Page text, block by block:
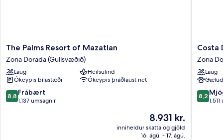
The
Palms
Resort
of
Mazatlan
Zona
Dorada
The Palms Resort of Mazatlan
Zona Dorada (Gullsvæðið)
Laug
Heilsulind
Ókeypis bílastæði
Ókeypis þráðlaust net
8.8
af
8,8 Frábært
1.137 umsagnir
Verðið
er
8.931 kr.
8.931 kr.
inniheldur skatta og gjöld
16. ágú. - 17. ágú.
Costa
De
Oro
Beach
Hotel
Zona
Dorada
Costa
Zona
Laug
8.2
af
8,2